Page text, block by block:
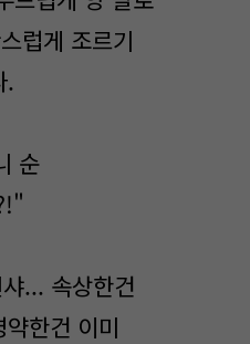
럽게 조르기
.
순
... 속상한건
한건 이미